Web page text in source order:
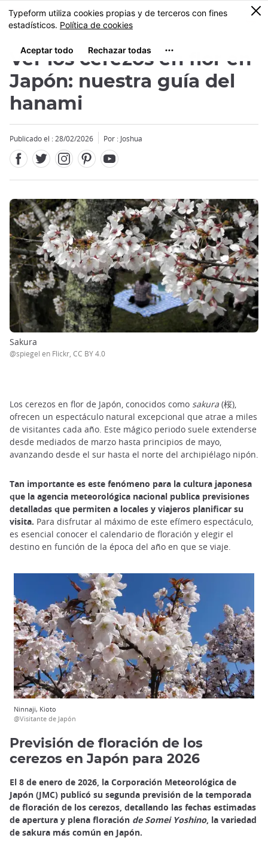
Tamaño
MENU
0
Ver los cerezos en flor en
Japón: nuestra guía del
hanami
Publicado el : 28/02/2026 Por : Joshua
Sakura
@spiegel en Flickr, CC BY 4.0
Los cerezos en flor de Japón, conocidos como sakura (桜),
ofrecen un espectáculo natural excepcional que atrae a miles
de visitantes cada año. Este mágico periodo suele extenderse
desde mediados de marzo hasta principios de mayo,
avanzando desde el sur hasta el norte del archipiélago nipón.
Tan importante es este fenómeno para la cultura japonesa
que la agencia meteorológica nacional publica previsiones
detalladas que permiten a locales y viajeros planificar su
visita. Para disfrutar al máximo de este efímero espectáculo,
es esencial conocer el calendario de floración y elegir el
destino en función de la época del año en que se viaje.
Ninnaji, Kioto
@Visitante de Japón
Previsión de floración de los
cerezos en Japón para 2026
El 8 de enero de 2026, la Corporación Meteorológica de
Japón (JMC) publicó su segunda previsión de la temporada
de floración de los cerezos, detallando las fechas estimadas
de apertura y plena floración de Somei Yoshino, la variedad
de sakura más común en Japón.
Close
Close
Close